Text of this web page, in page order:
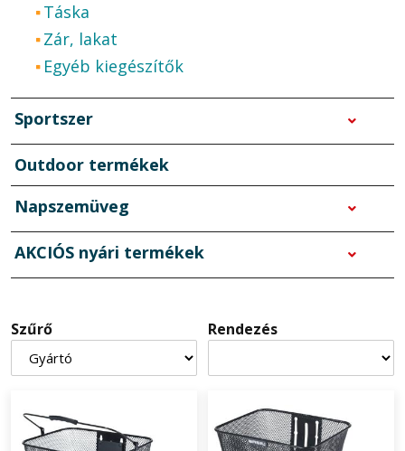
Táska
Zár, lakat
Egyéb kiegészítők
Sportszer
Outdoor termékek
Napszemüveg
AKCIÓS nyári termékek
Szűrő Rendezés